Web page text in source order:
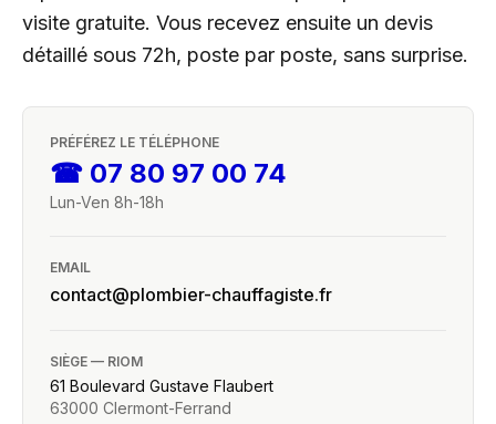
visite gratuite. Vous recevez ensuite un devis
détaillé sous 72h, poste par poste, sans surprise.
PRÉFÉREZ LE TÉLÉPHONE
☎ 07 80 97 00 74
Lun-Ven 8h-18h
EMAIL
contact@plombier-chauffagiste.fr
SIÈGE — RIOM
61 Boulevard Gustave Flaubert
63000 Clermont-Ferrand